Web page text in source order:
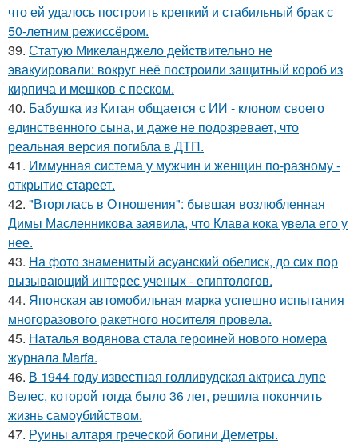
что ей удалось построить крепкий и стабильный брак с
50-летним режиссёром.
39. Статую Микеланджело действительно не
эвакуировали: вокруг неё построили защитный короб из
кирпича и мешков с песком.
40. Бабушка из Китая общается с ИИ - клоном своего
единственного сына, и даже не подозревает, что
реальная версия погибла в ДТП.
41. Иммунная система у мужчин и женщин по-разному -
открытие стареет.
42. "Вторглась в Отношения": бывшая возлюбленная
Димы Масленникова заявила, что Клава кока увела его у
нее.
43. На фото знаменитый асуанский обелиск, до сих пор
вызывающий интерес ученых - египтологов.
44. Японская автомобильная марка успешно испытания
многоразового ракетного носителя провела.
45. Наталья водянова стала героиней нового номера
журнала Marfa.
46. В 1944 году известная голливудская актриса лупе
Велес, которой тогда было 36 лет, решила покончить
жизнь самоубийством.
47. Руины алтаря греческой богини Деметры.